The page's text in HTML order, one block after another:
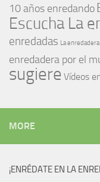
10 años enredando
Escucha La
enredadas La
enredadera por el
sugiere Vídeos
MORE
¡ENRÉDATE EN LA